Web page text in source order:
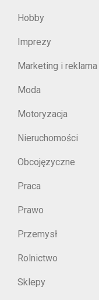
Hobby
Imprezy
Marketing i reklama
Moda
Motoryzacja
Nieruchomości
Obcojęzyczne
Praca
Prawo
Przemysł
Rolnictwo
Sklepy